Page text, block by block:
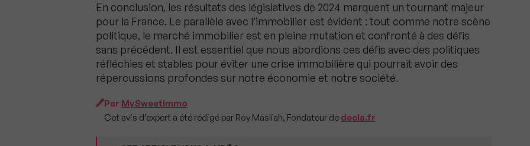
En conclusion, les résultats des législatives de 2024 marquent un tournant majeur
pour la France. Le parallèle avec l’immobilier est évident : tout comme notre scène
politique, le marché immobilier est en pleine mutation et confronté à des défis
sans précédent. Il est essentiel que nous abordions ces défis avec des politiques
réfléchies et stables pour éviter une crise immobilière qui pourrait avoir des
répercussions profondes sur notre économie et notre société.
Par MySweetImmo
Cet avis d’expert a été rédigé par Roy Masliah, Fondateur de decla.fr